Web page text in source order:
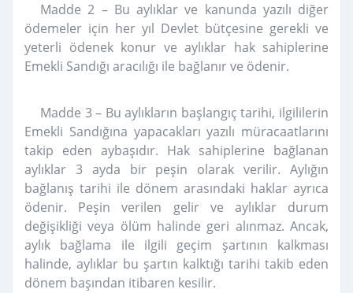
Madde 2 – Bu aylıklar ve kanunda yazılı diğer
ödemeler için her yıl Devlet bütçesine gerekli ve
yeterli ödenek konur ve aylıklar hak sahiplerine
Emekli Sandığı aracılığı ile bağlanır ve ödenir.
Madde 3 – Bu aylıkların başlangıç tarihi, ilgililerin
Emekli Sandığına yapacakları yazılı müracaatlarını
takip eden aybaşıdır. Hak sahiplerine bağlanan
aylıklar 3 ayda bir peşin olarak verilir. Aylığın
bağlanış tarihi ile dönem arasındaki haklar ayrıca
ödenir. Peşin verilen gelir ve aylıklar durum
değişikliği veya ölüm halinde geri alınmaz. Ancak,
aylık bağlama ile ilgili geçim şartının kalkması
halinde, aylıklar bu şartın kalktığı tarihi takib eden
dönem başından itibaren kesilir.